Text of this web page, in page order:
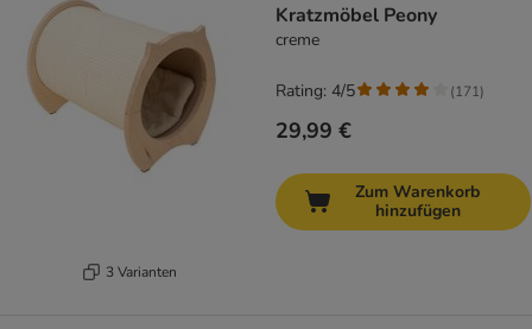
3 Varianten
Kratzmöbel Peony
creme
29,99 €
Rating: 4/5 (171)
Zum Warenkorb
hinzufügen